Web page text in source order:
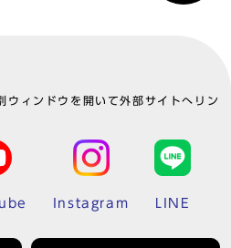
ウィンドウを開いて外部サイトへリン
Instagram LINE